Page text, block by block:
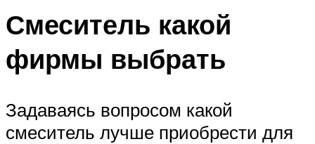
Смеситель какой
фирмы выбрать
Задаваясь вопросом какой
смеситель лучше приобрести для